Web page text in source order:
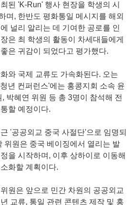
된 'K-Run' 행사 현장을 학생의 시
며, 한반도 평화통일 메시지를 해외
널리 알리는 데 기여한 공로를 인
은 최 학생의 활동이 차세대들에게
은 귀감이 되었다고 평가했다.
와 국제 교류도 가속화된다. 오는
년 컨퍼런스'에는 홍콩지회 소속 윤
박혜연 위원 등 총 3명이 참석해 전
할 예정이다.
'공공외교 중국 사절단'으로 임명되
위원은 중국 베이징에서 열리는 발
을 시작하며, 이후 상하이로 이동해
화할 계획이다.
원은 앞으로 민간 차원의 공공외교
교류, 통일 관련 콘텐츠 제작 및 홍